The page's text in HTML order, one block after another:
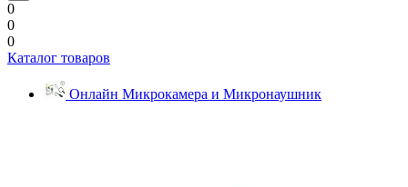
0
0
0
Каталог товаров
Онлайн Микрокамера и Микронаушник